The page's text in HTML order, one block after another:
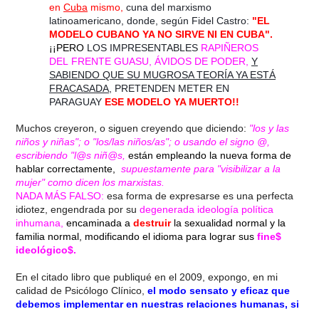
en Cuba mismo, cuna del marxismo
latinoamericano, donde, según Fidel Castro: "EL
MODELO CUBANO YA NO SIRVE NI EN CUBA".
¡¡PERO LOS IMPRESENTABLES RAPIÑEROS
DEL FRENTE GUASU, ÁVIDOS DE PODER, Y
SABIENDO QUE SU MUGROSA TEORÍA YA ESTÁ
FRACASADA , PRETENDEN METER EN
PARAGUAY ESE MODELO YA MUERTO!!
Muchos creyeron, o siguen creyendo que diciendo: "los y las
niños y niñas"; o "los/las niños/as"; o usando el signo @,
escribiendo "l@s niñ@s, están empleando la nueva forma de
hablar correctamente,
supuestamente para "visibilizar a la
mujer" como dicen los marxistas.
NADA MÁS FALSO: esa forma de expresarse es una perfecta
idiotez, engendrada por su degenerada ideología política
inhumana, encaminada a destruirla sexualidad normal y la
familia normal, modificando el idioma para lograr sus fine$
ideológico$.
En el citado libro que publiqué en el 2009, expongo, en mi
calidad de Psicólogo Clínico, el modo sensato y eficaz que
debemos implementar en nuestras relaciones humanas, si